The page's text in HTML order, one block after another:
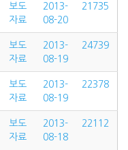
보도
자료
2013-
08-20
21735
보도
자료
2013-
08-19
24739
보도
자료
2013-
08-19
22378
보도
자료
2013-
08-18
22112